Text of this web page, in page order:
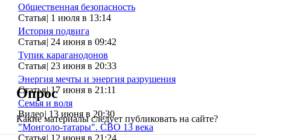
Общественная безопасность
Статья| 1 июля в 13:14
История подвига
Статья| 24 июня в 09:42
Тупик караганодонов
Статья| 23 июня в 20:33
Энергия мечты и энергия разрушения
Статья| 17 июня в 21:11
Семья и воля
Видео| 13 июня в 20:30
"Монголо-татары". СВО 13 века
Опрос
Какие материалы следует публиковать на сайте?